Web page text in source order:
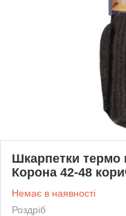
Шкарпетки термо
Корона 42-48
Немає в наявності
Роздріб